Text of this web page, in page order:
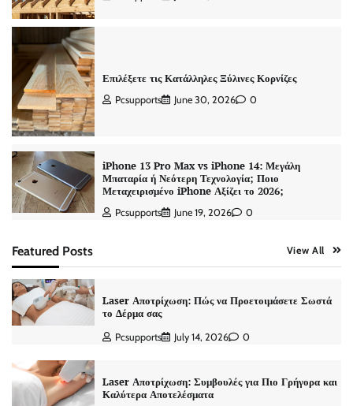
Επιλέξετε τις Κατάλληλες Ξύλινες Κορνίζες
Pcsupports June 30, 2026 0
iPhone 13 Pro Max vs iPhone 14: Μεγάλη
Μπαταρία ή Νεότερη Τεχνολογία; Ποιο
Μεταχειρισμένο iPhone Αξίζει το 2026;
Pcsupports June 19, 2026 0
Featured Posts View All
Laser Αποτρίχωση: Πώς να Προετοιμάσετε Σωστά
το Δέρμα σας
Pcsupports July 14, 2026 0
Laser Αποτρίχωση: Συμβουλές για Πιο Γρήγορα και
Καλύτερα Αποτελέσματα